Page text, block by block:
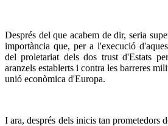
Després del que acabem de dir, seria
importància que, per a l'execució
del proletariat dels dos trust d'Estats
aranzels establerts i contra les barreres
unió econòmica d'Europa.
I ara, després dels inicis tan prometedors